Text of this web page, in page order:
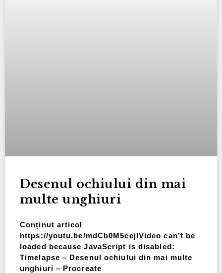
Desenul ochiului din mai
multe unghiuri
Conținut articol
https://youtu.be/mdCb0M5cejIVideo can’t be
loaded because JavaScript is disabled:
Timelapse – Desenul ochiului din mai multe
unghiuri – Procreate